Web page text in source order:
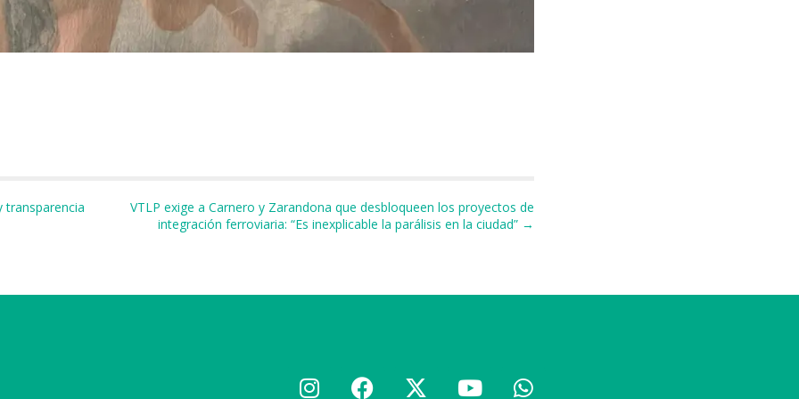
transparencia
VTLP exige a Carnero y Zarandona que desbloqueen los proyectos de
integración ferroviaria: “Es inexplicable la parálisis en la ciudad” →